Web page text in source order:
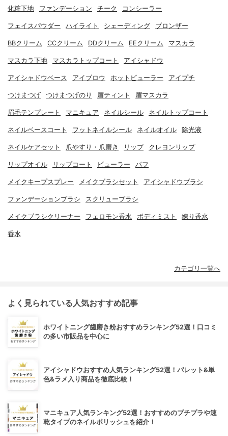
化粧下地 ファンデーション チーク コンシーラー
フェイスパウダー ハイライト シェーディング ブロンザー
BBクリーム CCクリーム DDクリーム EEクリーム マスカラ
マスカラ下地 マスカラトップコート アイシャドウ
アイシャドウベース アイブロウ ホットビューラー アイプチ
つけまつげ つけまつげのり 眉ティント 眉マスカラ
眉毛テンプレート マニキュア ネイルシール ネイルトップコート
ネイルベースコート フットネイルシール ネイルオイル 除光液
ネイルケアセット 爪やすり・爪磨き リップ クレヨンリップ
リップオイル リップコート ビューラー パフ
メイクキープスプレー メイクブラシセット アイシャドウブラシ
ファンデーションブラシ スクリューブラシ
メイクブラシクリーナー フェロモン香水 ボディミスト 練り香水
香水
カテゴリ一覧へ
よく見られている人気おすすめ記事
ホワイトニング歯磨き粉おすすめランキング52選！口コミ
の多い市販品を中心に
アイシャドウおすすめ人気ランキング52選！パレット&単
色&ラメ入り商品を徹底比較！
マニキュア人気ランキング52選！おすすめのプチプラや速
乾タイプのネイルポリッシュを紹介！